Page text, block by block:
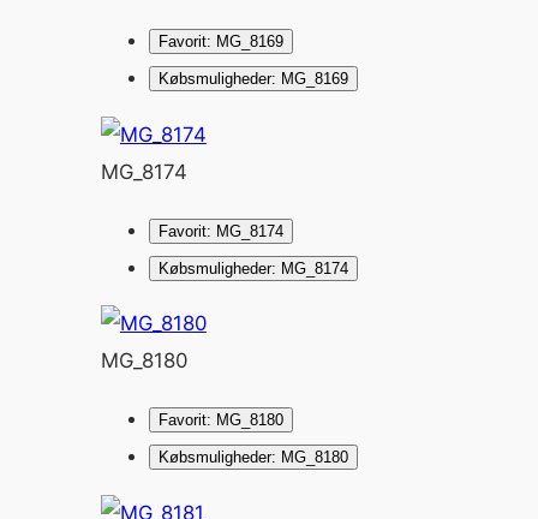
Favorit: MG_8169
Købsmuligheder: MG_8169
MG_8174
Favorit: MG_8174
Købsmuligheder: MG_8174
MG_8180
Favorit: MG_8180
Købsmuligheder: MG_8180